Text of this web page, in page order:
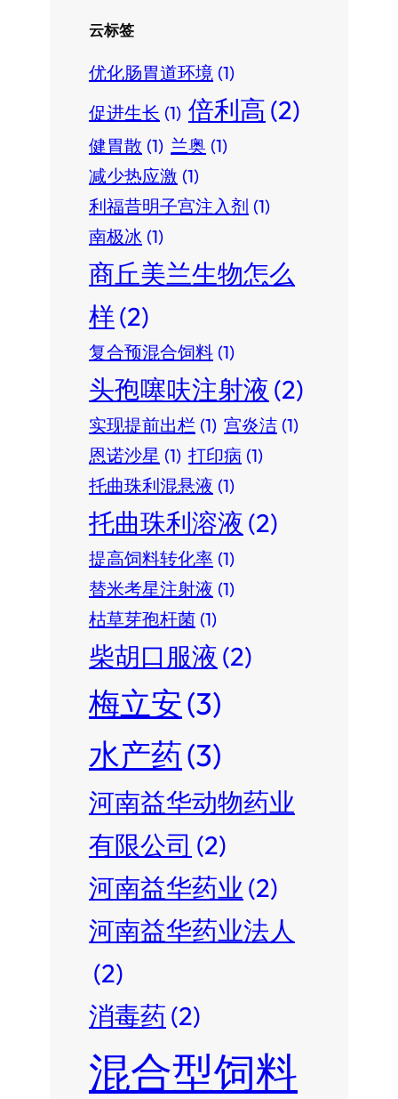
云标签
优化肠胃道环境 (1)
促进生长 (1) 倍利高(2)
健胃散 (1) 兰奥 (1)
减少热应激 (1)
利福昔明子宫注入剂 (1)
南极冰 (1)
商丘美兰生物怎么
样(2)
复合预混合饲料 (1)
头孢噻呋注射液 (2)
实现提前出栏 (1) 宫炎洁 (1)
恩诺沙星 (1) 打印病 (1)
托曲珠利混悬液 (1)
托曲珠利溶液 (2)
提高饲料转化率 (1)
替米考星注射液 (1)
枯草芽孢杆菌 (1)
柴胡口服液 (2)
梅立安(3)
水产药(3)
河南益华动物药业
有限公司 (2)
河南益华药业 (2)
河南益华药业法人
(2)
消毒药(2)
混合型饲料